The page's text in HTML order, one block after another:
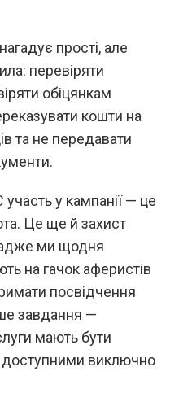
нагадує прості, але
перевіряти
обіцянкам
кошти на
та не передавати
у кампанії — це
Це ще й захист
адже ми щодня
на гачок аферистів
посвідчення
завдання —
мають бути
виключно